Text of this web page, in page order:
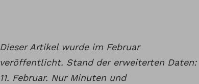
Dieser Artikel wurde im Februar
veröffentlicht. Stand der erweiterten Daten:
11. Februar. Nur Minuten und